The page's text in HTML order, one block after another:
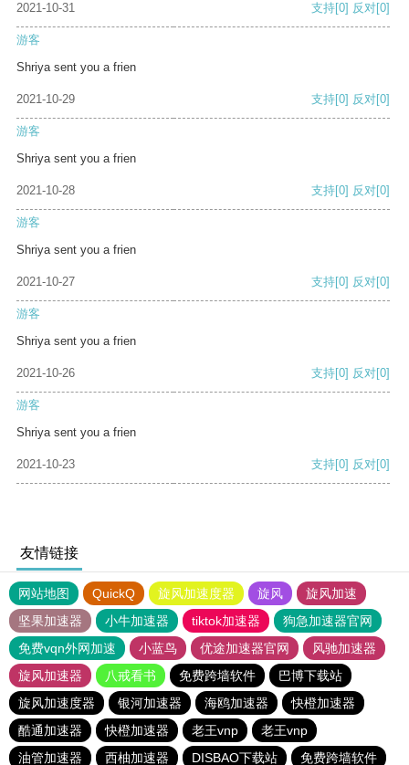
2021-10-31 支持[0] 反对[0]
游客
Shriya sent you a frien
2021-10-29 支持[0] 反对[0]
游客
Shriya sent you a frien
2021-10-28 支持[0] 反对[0]
游客
Shriya sent you a frien
2021-10-27 支持[0] 反对[0]
游客
Shriya sent you a frien
2021-10-26 支持[0] 反对[0]
游客
Shriya sent you a frien
2021-10-23 支持[0] 反对[0]
友情链接
网站地图 QuickQ 旋风加速度器 旋风
旋风加速
坚果加速器
小牛加速器 tiktok加速器
狗急加速器官网
免费vqn外网加速
小蓝鸟 优途加速器官网
风驰加速器
旋风加速器
八戒看书 免费跨墙软件
巴博下载站
旋风加速度器
银河加速器 海鸥加速器
快橙加速器
酷通加速器
快橙加速器 老王vnp
老王vnp
油管加速器
西柚加速器 DISBAO下载站 免费跨墙软件